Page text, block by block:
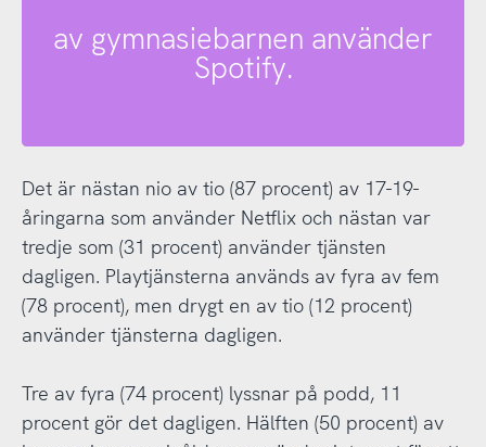
av gymnasiebarnen använder
Spotify.
Det är nästan nio av tio (87 procent) av 17-19-
åringarna som använder Netflix och nästan var
tredje som (31 procent) använder tjänsten
dagligen. Playtjänsterna används av fyra av fem
(78 procent), men drygt en av tio (12 procent)
använder tjänsterna dagligen.
Tre av fyra (74 procent) lyssnar på podd, 11
procent gör det dagligen. Hälften (50 procent) av